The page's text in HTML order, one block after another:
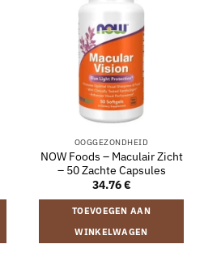
OOGGEZONDHEID
NOW Foods – Maculair Zicht
– 50 Zachte Capsules
34.76€
TOEVOEGEN AAN
WINKELWAGEN